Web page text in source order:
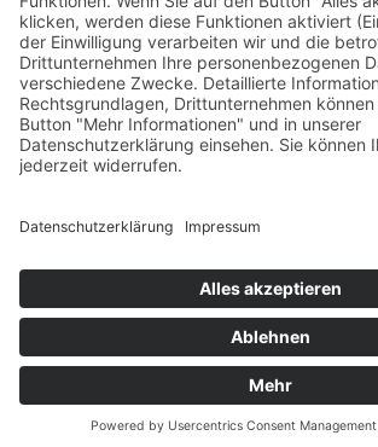
Feuerwerk XXL
Pyrotechnik online bestellen
© Stadtmühle Waldenbuch 2026
und Mühlenprodukte ·
Cookie-Einstellungen
Alle Preise inkl. der gesetzlichen MwSt.
Die durchgestrichenen Preise entsprechen dem